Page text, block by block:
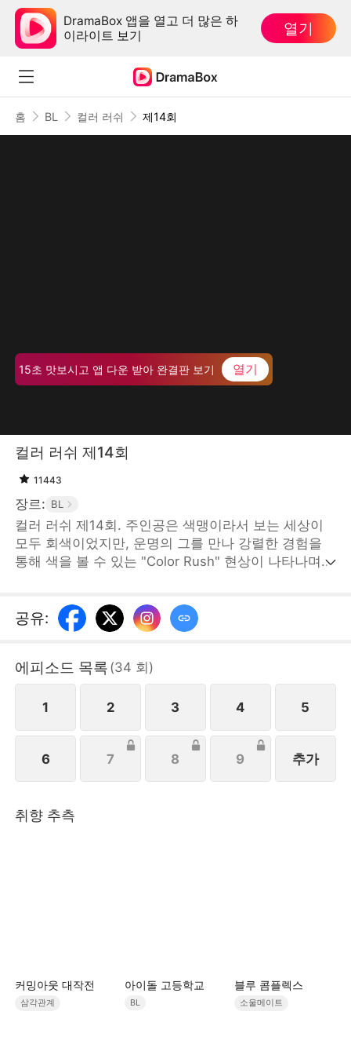
DramaBox 앱을 열고 더 많은 하
이라이트 보기
열기
홈 BL 컬러 러쉬 제14회
15초 맛보시고 앱 다운 받아 완결판 보기 열기
컬러 러쉬 제14회
11443
장르: BL
컬러 러쉬 제14회. 주인공은 색맹이라서 보는 세상이
모두 회색이었지만, 운명의 그를 만나 강렬한 경험을
통해 색을 볼 수 있는 "Color Rush" 현상이 나타나며
공유:
에피소드 목록 (34 회)
1 2 3 4 5
6 7 8 9 추가
취향 추측
커밍아웃 대작전
삼각관계
아이돌 고등학교
BL
블루 콤플렉스
소울메이트